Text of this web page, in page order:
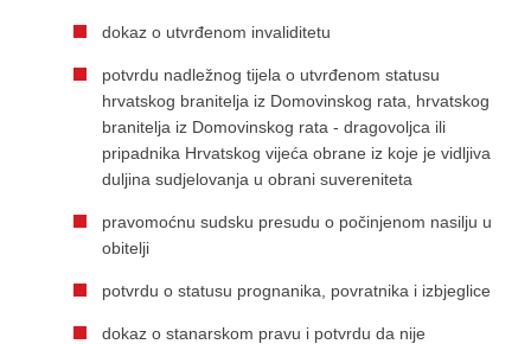
dokaz o utvrđenom invaliditetu
potvrdu nadležnog tijela o utvrđenom statusu
hrvatskog branitelja iz Domovinskog rata, hrvatskog
branitelja iz Domovinskog rata - dragovoljca ili
pripadnika Hrvatskog vijeća obrane iz koje je vidljiva
duljina sudjelovanja u obrani suvereniteta
pravomoćnu sudsku presudu o počinjenom nasilju u
obitelji
potvrdu o statusu prognanika, povratnika i izbjeglice
dokaz o stanarskom pravu i potvrdu da nije